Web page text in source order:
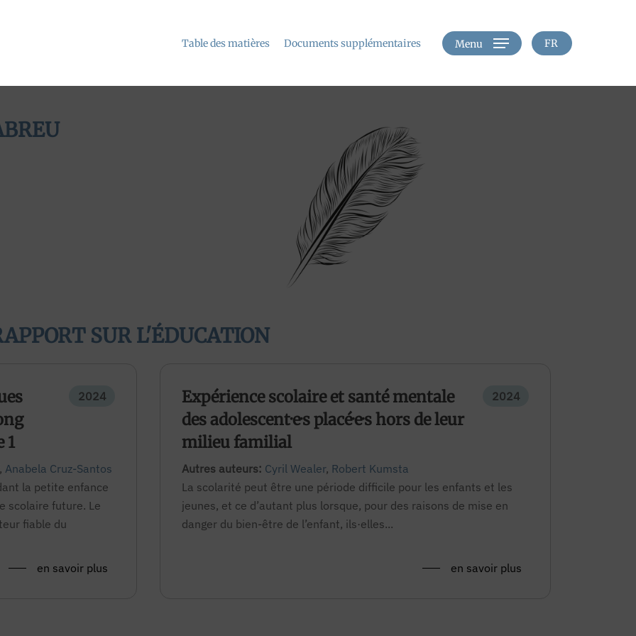
Table des matières Documents supplémentaires Menu FR
SUR L'ÉDUCATION
1
2024
, Anabela Cruz-Santos
la petite enfance
scolaire future. Le
fiable du
en savoir plus
Expérience scolaire et santé mentale
des adolescent·e·s placé·e·s hors de leur
milieu familial
2024
Autres auteurs: Cyril Wealer, Robert Kumsta
La scolarité peut être une période difficile pour les enfants et les
jeunes, et ce d’autant plus lorsque, pour des raisons de mise en
danger du bien-être de l’enfant, ils·elles...
en savoir plus